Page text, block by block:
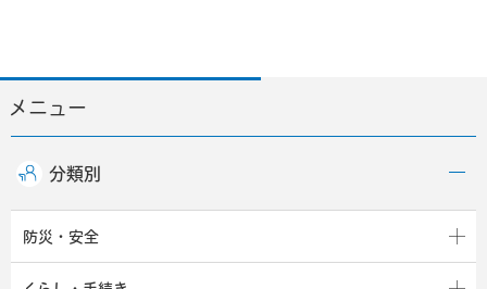
メニュー
分類別
防災・安全